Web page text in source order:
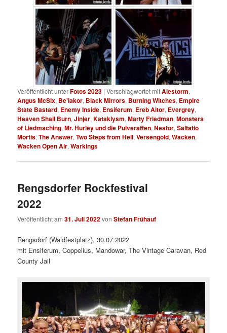
Veröffentlicht unterFotos 2023 |Verschlagwortet mitAlestorm,
Angus McSix, Be'lakor, Black Mirrors, Burning Witches, Empire
State Bastard, Enemy Inside, Ensiferum, Ereb Altor, Evergrey,
Heaven Shall Burn,Jinjer,Kataklysm,Marty Friedman,Monsters
of Liedmaching,Mr. Hurley und die Pulveraffen,Nestor,Saltatio
Mortis,The Answer,Two Steps from Hell,Versengold,Wacken,
Wacken Open Air,Warkings
Rengsdorfer Rockfestival
2022
Veröffentlicht am31. Juli 2022vonStefan Frühauf
Rengsdorf (Waldfestplatz), 30.07.2022
mit Ensiferum, Coppelius, Mandowar, The Vintage Caravan, Red
County Jail